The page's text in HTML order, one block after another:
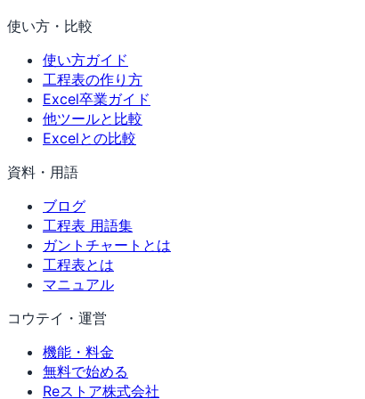
使い方・比較
使い方ガイド
工程表の作り方
Excel卒業ガイド
他ツールと比較
Excelとの比較
資料・用語
ブログ
工程表 用語集
ガントチャートとは
工程表とは
マニュアル
コウテイ・運営
機能・料金
無料で始める
Reストア株式会社